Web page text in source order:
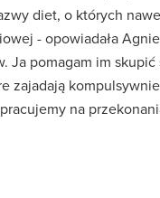
diet, o których
- opowiadała
Ja pomagam im
zajadają
na